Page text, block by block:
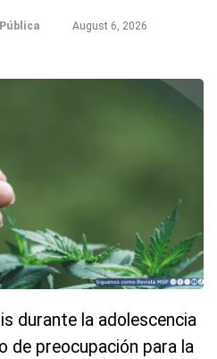
August 6, 2026
durante la adolescencia
de preocupación para la